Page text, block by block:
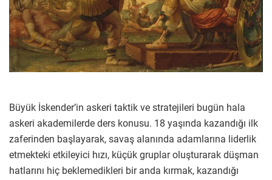
Büyük İskender’in askeri taktik ve stratejileri bugün hala
askeri akademilerde ders konusu. 18 yaşında kazandığı ilk
zaferinden başlayarak, savaş alanında adamlarına liderlik
etmekteki etkileyici hızı, küçük gruplar oluşturarak düşman
hatlarını hiç beklemedikleri bir anda kırmak, kazandığı